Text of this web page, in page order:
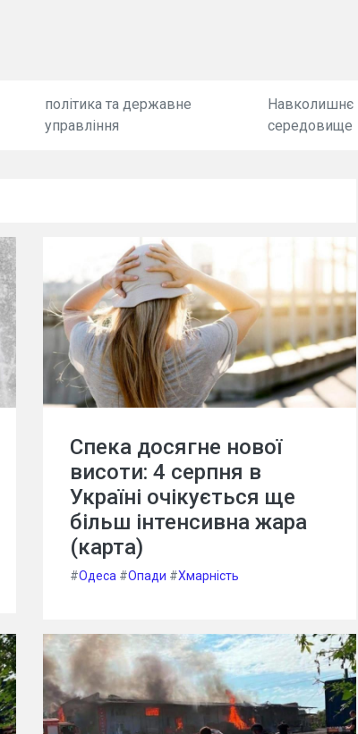
політика та державне
управління
Навколишнє
середовище
Спека досягне нової
висоти: 4 серпня в
Україні очікується ще
більш інтенсивна жара
(карта)
#Одеса #Опади #Хмарність